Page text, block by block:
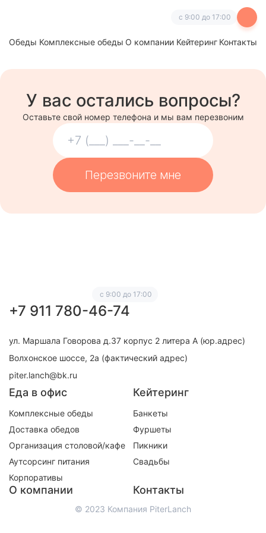
с 9:00 до 17:00
Обеды Комплексные обеды О компании Кейтеринг Контакты
У вас остались вопросы?
Оставьте свой номер телефона и мы вам перезвоним
Перезвоните мне
с 9:00 до 17:00
+7 911 780-46-74
Еда в офис
Комплексные обеды
Доставка обедов
Организация столовой/кафе
Аутсорсинг питания
Корпоративы
Кейтеринг
Банкеты
Фуршеты
Пикники
Свадьбы
О компании Контакты
ул. Маршала Говорова д.37 корпус 2 литера А (юр.адрес)
Волхонское шоссе, 2а (фактический адрес)
piter.lanch@bk.ru
© 2023 Компания PiterLanch